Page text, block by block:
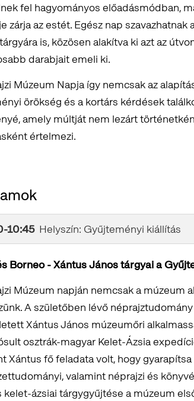
fel hagyományos előadásmódban,
zárja az estét. Egész nap
is, közösen alakítva ki azt az
darabjait emeli ki.
Múzeum Napja így nemcsak az
örökség és a kortárs kérdések
amely múltját nem lezárt
értelmezi.
10:45Helyszín: Gyűjteményi kiállítás
Borneo - Xántus János tárgyai a
Múzeum napján nemcsak a múzeum
A születőben lévő
Xántus János múzeumőri
osztrák-magyar Kelet-Ázsia
Xántus fő feladata volt, hogy
valamint néprajzi és
kelet-ázsiai tárgygyűjtése a múzeum